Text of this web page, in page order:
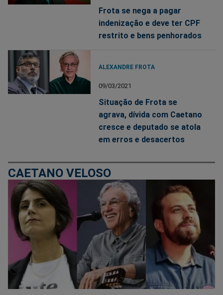
Frota se nega a pagar
indenização e deve ter CPF
restrito e bens penhorados
ALEXANDRE FROTA
09/03/2021
Situação de Frota se
agrava, dívida com Caetano
cresce e deputado se atola
em erros e desacertos
CAETANO VELOSO